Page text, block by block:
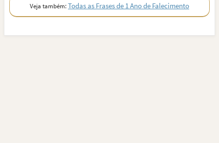
Veja também:Todas as Frases de 1 Ano de Falecimento